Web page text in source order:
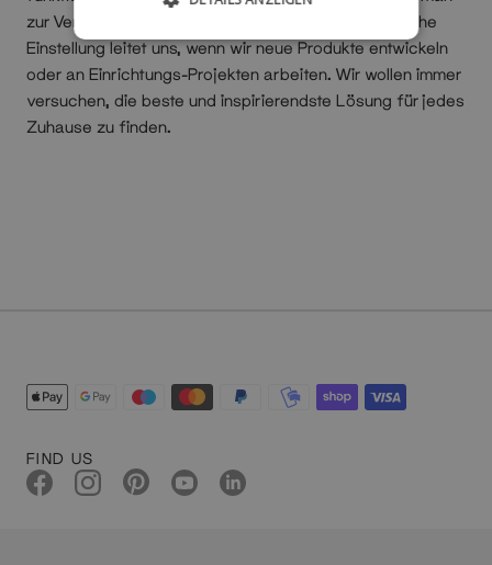
zur Verfügung hat, optimal zu nutzen. Diese praktische
Einstellung leitet uns, wenn wir neue Produkte entwickeln
oder an Einrichtungs-Projekten arbeiten. Wir wollen immer
versuchen, die beste und inspirierendste Lösung für jedes
Zuhause zu finden.
FIND US